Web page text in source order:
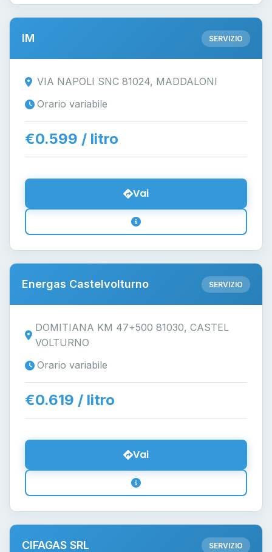
IM SERVIZIO
VIA NAPOLI SNC 81024, MADDALONI
Orario variabile
€0.599 / litro
Vai
Energas Castelvolturno SERVIZIO
DOMITIANA KM 47+500 81030, CASTEL
VOLTURNO
Orario variabile
€0.619 / litro
Vai
CIFAGAS SRL SERVIZIO